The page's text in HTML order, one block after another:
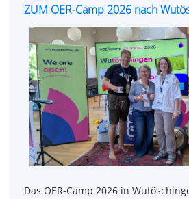
ZUM OER-Camp 2026 nach
Das OER-Camp 2026 in